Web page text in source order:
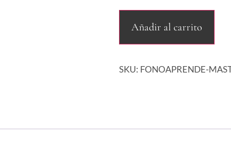
Añadir al carrito
SKU: FONOAPRENDE-